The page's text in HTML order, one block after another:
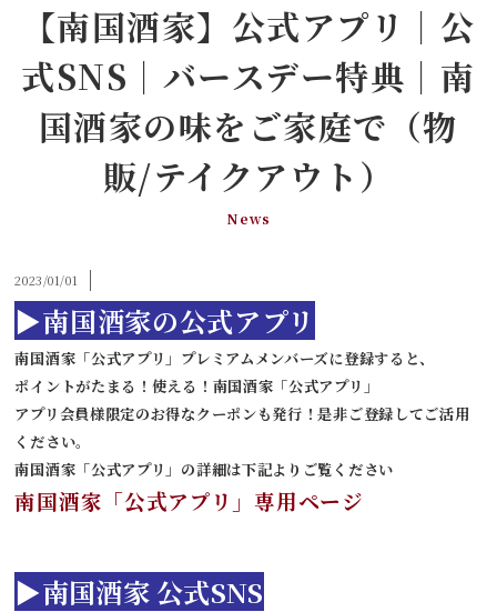
【南国酒家】公式アプリ｜公
式SNS｜バースデー特典｜南
国酒家の味をご家庭で（物
販/テイクアウト）
News
2023/01/01
▶南国酒家の公式アプリ
南国酒家「公式アプリ」プレミアムメンバーズに登録すると、
ポイントがたまる！使える！南国酒家「公式アプリ」
アプリ会員様限定のお得なクーポンも発行！是非ご登録してご活用
ください。
南国酒家「公式アプリ」の詳細は下記よりご覧ください
南国酒家「公式アプリ」専用ページ
▶南国酒家 公式SNS